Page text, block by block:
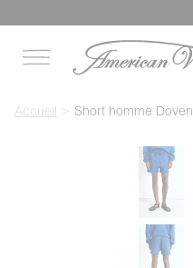
Accueil Short homme Doven